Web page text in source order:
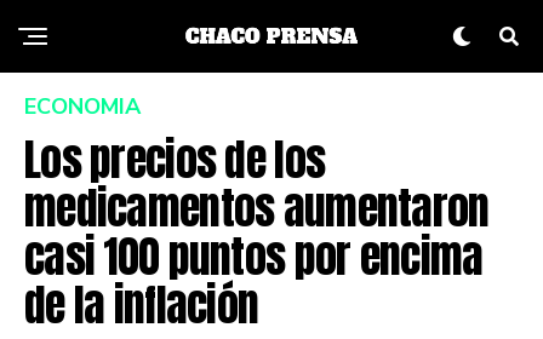
ECONOMIA
Los precios de los
medicamentos aumentaron
casi 100 puntos por encima
de la inflación